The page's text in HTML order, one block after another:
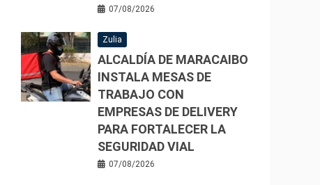
07/08/2026
Zulia
ALCALDÍA DE MARACAIBO
INSTALA MESAS DE
TRABAJO CON
EMPRESAS DE DELIVERY
PARA FORTALECER LA
SEGURIDAD VIAL
07/08/2026